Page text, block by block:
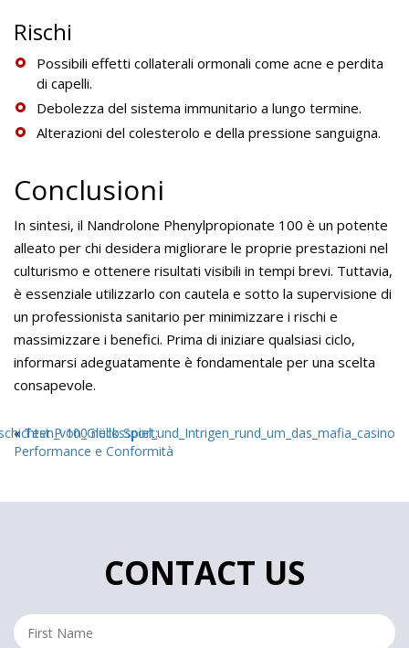
Rischi
Possibili effetti collaterali ormonali come acne e perdita
di capelli.
Debolezza del sistema immunitario a lungo termine.
Alterazioni del colesterolo e della pressione sanguigna.
Conclusioni
In sintesi, il Nandrolone Phenylpropionate 100 è un potente
alleato per chi desidera migliorare le proprie prestazioni nel
culturismo e ottenere risultati visibili in tempi brevi. Tuttavia,
è essenziale utilizzarlo con cautela e sotto la supervisione di
un professionista sanitario per minimizzare i rischi e
massimizzare i benefici. Prima di iniziare qualsiasi ciclo,
informarsi adeguatamente è fondamentale per una scelta
consapevole.
«Test P 100 nello Sport:
Performance e Conformità
CONTACT US